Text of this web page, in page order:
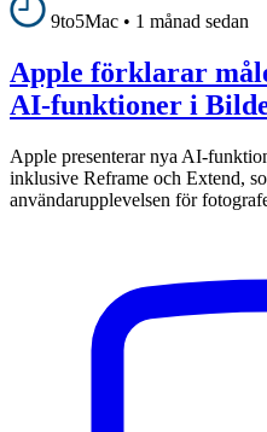
9to5Mac • 1 månad sedan
Apple förklarar
AI-funktioner i
Apple presenterar nya AI-
inklusive Reframe och Extend,
användarupplevelsen för